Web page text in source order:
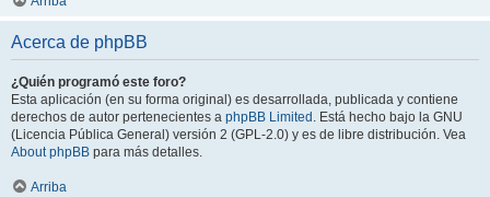
Acerca de phpBB
¿Quién programó este foro?
Esta aplicación (en su forma original) es desarrollada, publicada y contiene
derechos de autor pertenecientes a phpBB Limited . Está hecho bajo la GNU
(Licencia Pública General) versión 2 (GPL-2.0) y es de libre distribución. Vea
About phpBB para más detalles.
Arriba